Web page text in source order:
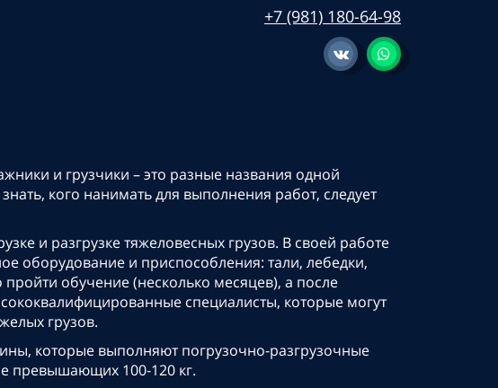
+7 (981) 180-64-98
и грузчики – это разные названия одной
кого нанимать для выполнения работ, следует
и разгрузке тяжеловесных грузов. В своей работе
оборудование и приспособления: тали, лебедки,
обучение (несколько месяцев), а после
специалисты, которые могут
грузов.
которые выполняют погрузочно-разгрузочные
превышающих 100-120 кг.